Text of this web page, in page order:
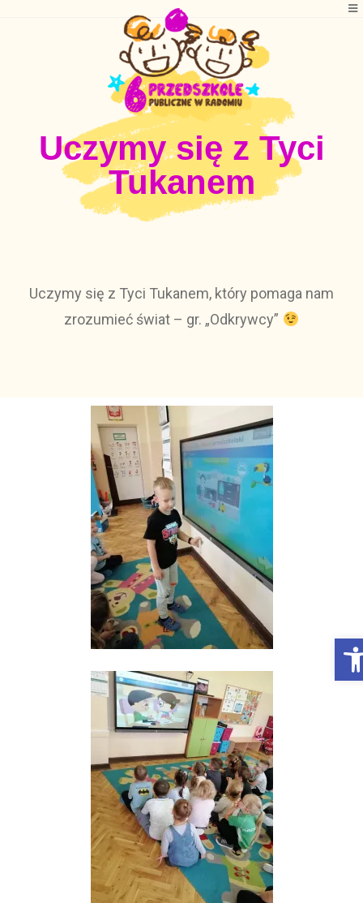
Otwórz Pasek narzędzi
Uczymy się z Tyci
Tukanem
Uczymy się z Tyci Tukanem, który pomaga nam
zrozumieć świat – gr. „Odkrywcy”